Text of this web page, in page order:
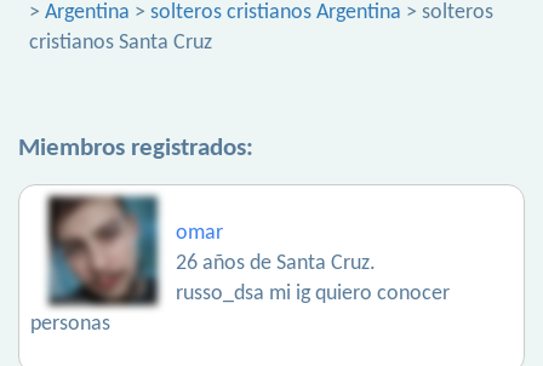
> Argentina > solteros cristianos Argentina > solteros
cristianos Santa Cruz
Miembros registrados:
omar
26 años de Santa Cruz.
russo_dsa mi ig quiero conocer
personas